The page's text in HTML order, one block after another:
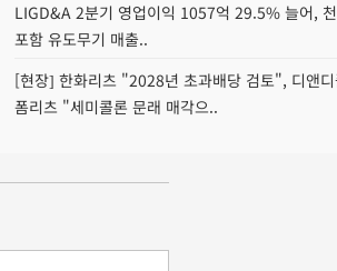
LIGD&A 2분기 영업이익 1057억 29.5% 늘어,
포함 유도무기 매출..
[현장] 한화리츠 "2028년 초과배당 검토", 디앤디
폼리츠 "세미콜론 문래 매각으..